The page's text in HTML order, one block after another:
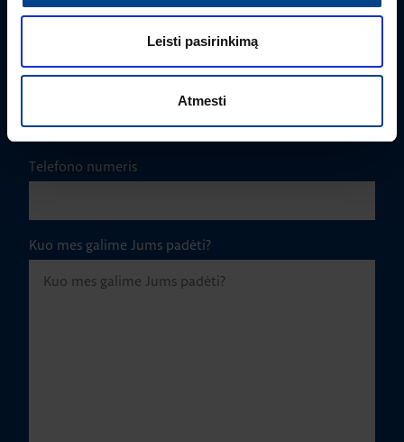
Leisti pasirinkimą
Atmesti
Įmonė
Telefono numeris
Kuo mes galime Jums padėti?